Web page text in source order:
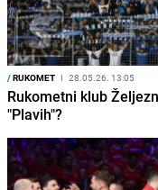
/RUKOMET I 28.05.26. 13:05
Rukometni klub
"Plavih"?